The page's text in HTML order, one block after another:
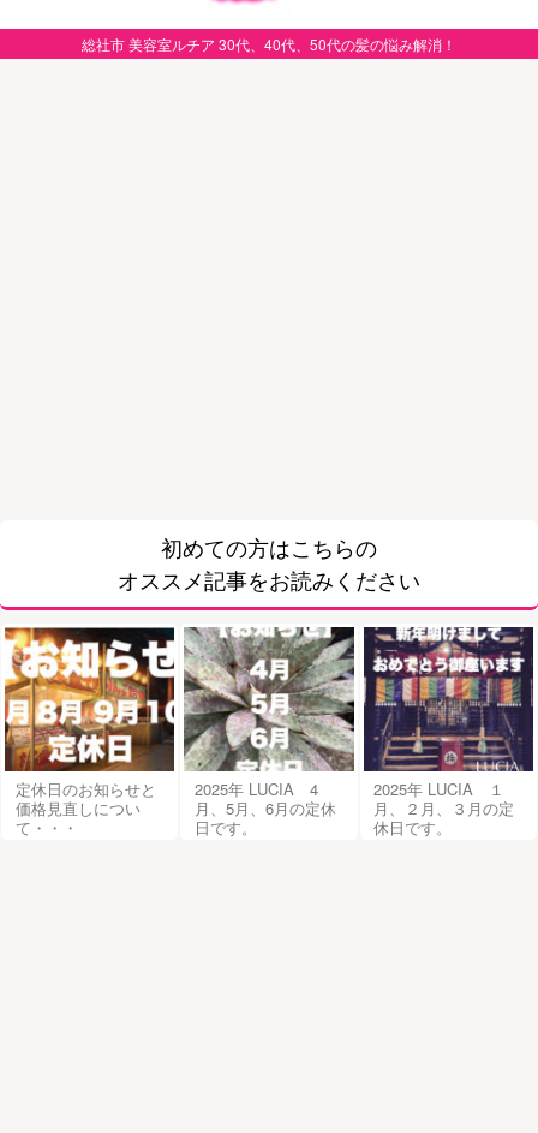
総社市 美容室ルチア 30代、40代、50代の髪の悩み解消！
初めての方はこちらの
オススメ記事をお読みください
定休日のお知らせと
価格見直しについ
て・・・
2025年 LUCIA 4
月、5月、6月の定休
日です。
2025年 LUCIA １
月、２月、３月の定
休日です。